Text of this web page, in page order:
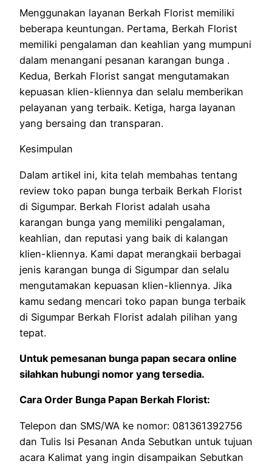
Menggunakan layanan Berkah Florist memiliki
beberapa keuntungan. Pertama, Berkah Florist
memiliki pengalaman dan keahlian yang mumpuni
dalam menangani pesanan karangan bunga .
Kedua, Berkah Florist sangat mengutamakan
kepuasan klien-kliennya dan selalu memberikan
pelayanan yang terbaik. Ketiga, harga layanan
yang bersaing dan transparan.
Kesimpulan
Dalam artikel ini, kita telah membahas tentang
review toko papan bunga terbaik Berkah Florist
di Sigumpar. Berkah Florist adalah usaha
karangan bunga yang memiliki pengalaman,
keahlian, dan reputasi yang baik di kalangan
klien-kliennya. Kami dapat merangkaii berbagai
jenis karangan bunga di Sigumpar dan selalu
mengutamakan kepuasan klien-kliennya. Jika
kamu sedang mencari toko papan bunga terbaik
di Sigumpar Berkah Florist adalah pilihan yang
tepat.
Untuk pemesanan bunga papan secara online
silahkan hubungi nomor yang tersedia.
Cara Order Bunga Papan Berkah Florist:
Telepon dan SMS/WA ke nomor: 081361392756
dan Tulis Isi Pesanan Anda Sebutkan untuk tujuan
acara Kalimat yang ingin disampaikan Sebutkan